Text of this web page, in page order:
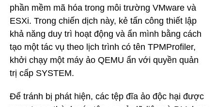
phần mềm mã hóa trong môi trường VMware và
ESXi. Trong chiến dịch này, kẻ tấn công thiết lập
khả năng duy trì hoạt động và ẩn mình bằng cách
tạo một tác vụ theo lịch trình có tên TPMProfiler,
khởi chạy một máy ảo QEMU ẩn với quyền quản
trị cấp SYSTEM.
Để tránh bị phát hiện, các tệp đĩa ảo độc hại được